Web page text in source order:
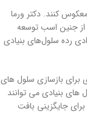
کنند. دکتر ورما
از جنین اسب توسعه
رده سلول‌های بنیادی
برای بازسازی سلول های
بنیادی می توانند
جایگزینی بافت